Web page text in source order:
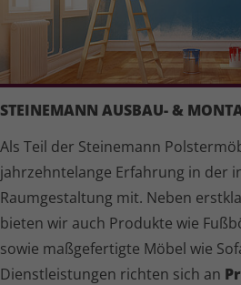
STEINEMANN AUSBAU- &
Als Teil der Steinemann
jahr­zehn­te­lange Erfahrung in der
Raumgestaltung mit. Neben
bieten wir auch Produkte wie
sowie maßgefertigte Möbel wie
Dienst­leis­tungen richten sich an